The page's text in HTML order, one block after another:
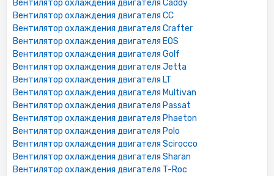
Вентилятор охлаждения двигателя Caddy
Вентилятор охлаждения двигателя CC
Вентилятор охлаждения двигателя Crafter
Вентилятор охлаждения двигателя EOS
Вентилятор охлаждения двигателя Golf
Вентилятор охлаждения двигателя Jetta
Вентилятор охлаждения двигателя LT
Вентилятор охлаждения двигателя Multivan
Вентилятор охлаждения двигателя Passat
Вентилятор охлаждения двигателя Phaeton
Вентилятор охлаждения двигателя Polo
Вентилятор охлаждения двигателя Scirocco
Вентилятор охлаждения двигателя Sharan
Вентилятор охлаждения двигателя T-Roc